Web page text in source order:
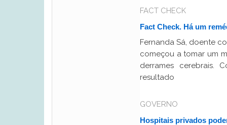
FACT CHECK
Fact Check. Há um
Fernanda Sá, doente
começou a tomar um
derrames cerebrais.
resultado
GOVERNO
Hospitais privados